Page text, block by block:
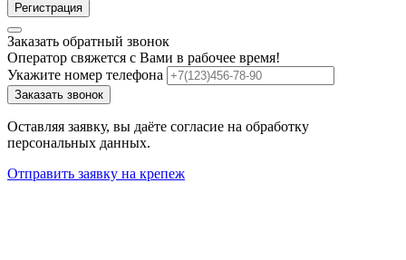
Регистрация
Заказать обратный звонок
Оператор свяжется с Вами в рабочее время!
Укажите номер телефона
Заказать звонок
Оставляя заявку, вы даёте согласие на обработку
персональных данных.
Отправить заявку на крепеж